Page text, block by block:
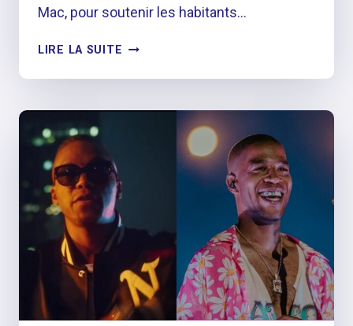
Mac, pour soutenir les habitants…
LIRE LA SUITE LA
XXXTENTACION
FACE
LA
DE
L’EAU
DANS
LE